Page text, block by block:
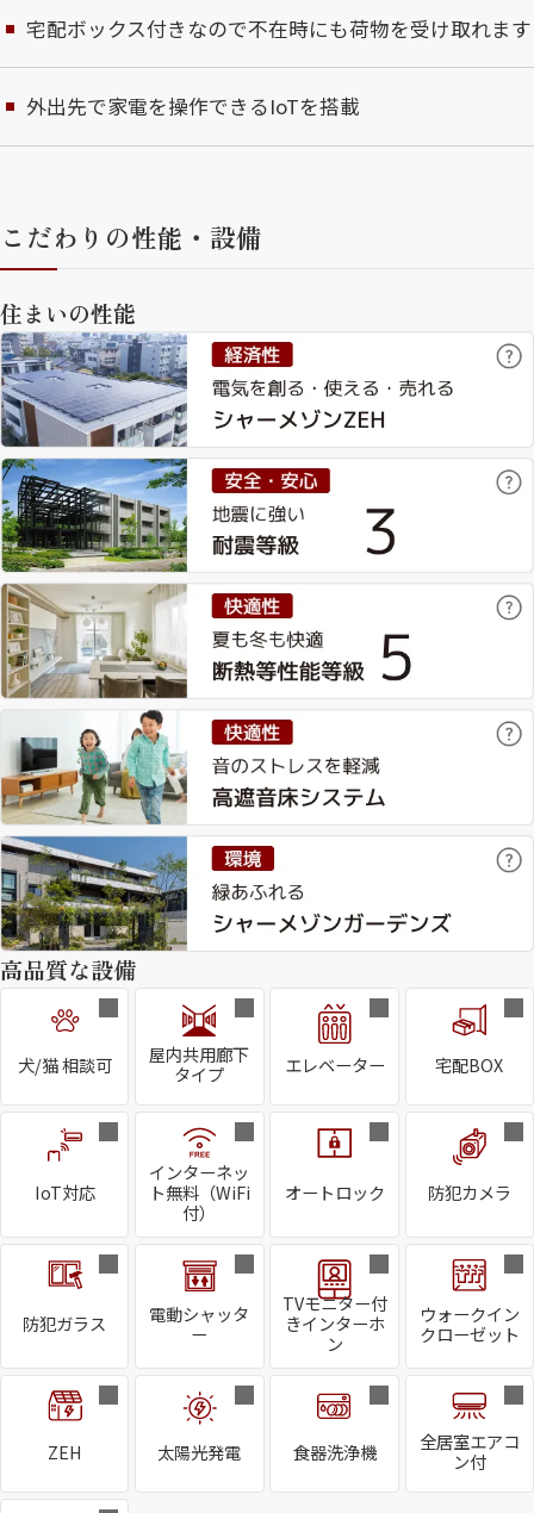
宅配ボックス付きなので不在時にも荷物を受け取れます
外出先で家電を操作できるIoTを搭載
こだわりの性能・設備
住まいの性能
高品質な設備
犬/猫 相談可
屋内共用廊下
タイプ
エレベーター 宅配BOX
IoT対応
インターネッ
ト無料（WiFi
付）
オートロック 防犯カメラ
防犯ガラス
電動シャッタ
ー
TVモニター付
きインターホ
ン
ウォークイン
クローゼット
ZEH 太陽光発電 食器洗浄機
全居室エアコ
ン付